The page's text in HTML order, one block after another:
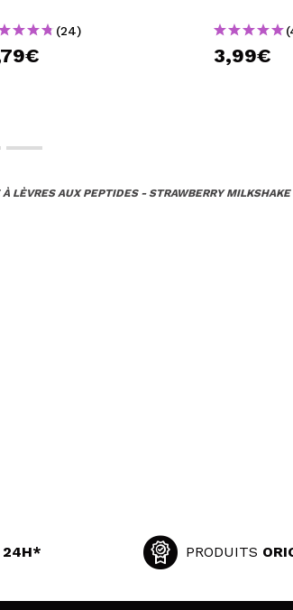
(24)
3,99€
LÈVRES AUX PEPTIDES - STRAWBERRY MILKSHAKE
24H* PRODUITS